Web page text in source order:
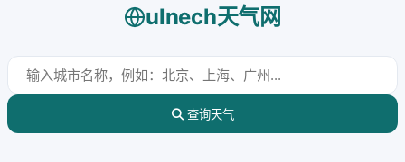
ulnech天气网
查询天气